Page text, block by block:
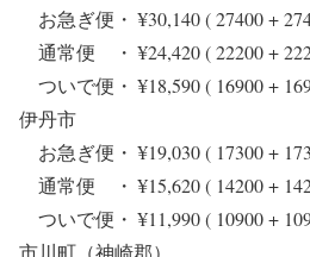
お急ぎ便・ ¥30,140 ( 27400 +
通常便 ・ ¥24,420 ( 22200 +
ついで便・ ¥18,590 ( 16900 +
伊丹市
お急ぎ便・ ¥19,030 ( 17300 +
通常便 ・ ¥15,620 ( 14200 +
ついで便・ ¥11,990 ( 10900 +